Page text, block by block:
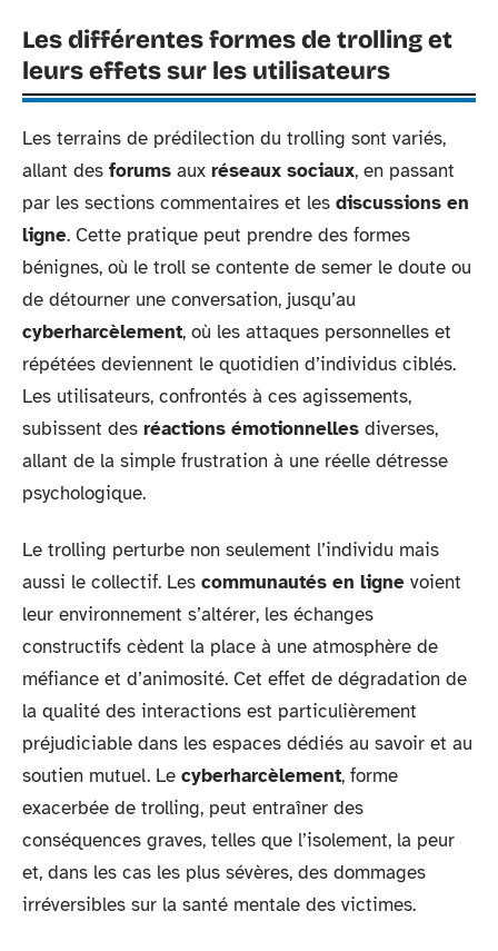
Les différentes formes de trolling et
leurs effets sur les utilisateurs
Les terrains de prédilection du trolling sont variés,
allant des forums aux réseaux sociaux, en passant
par les sections commentaires et les discussions en
ligne. Cette pratique peut prendre des formes
bénignes, où le troll se contente de semer le doute ou
de détourner une conversation, jusqu’au
cyberharcèlement, où les attaques personnelles et
répétées deviennent le quotidien d’individus ciblés.
Les utilisateurs, confrontés à ces agissements,
subissent des réactions émotionnelles diverses,
allant de la simple frustration à une réelle détresse
psychologique.
Le trolling perturbe non seulement l’individu mais
aussi le collectif. Les communautés en ligne voient
leur environnement s’altérer, les échanges
constructifs cèdent la place à une atmosphère de
méfiance et d’animosité. Cet effet de dégradation de
la qualité des interactions est particulièrement
préjudiciable dans les espaces dédiés au savoir et au
soutien mutuel. Le cyberharcèlement, forme
exacerbée de trolling, peut entraîner des
conséquences graves, telles que l’isolement, la peur
et, dans les cas les plus sévères, des dommages
irréversibles sur la santé mentale des victimes.